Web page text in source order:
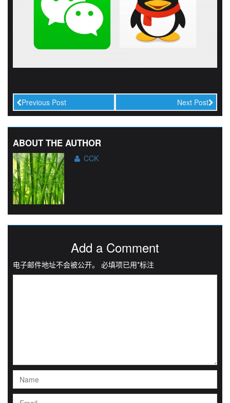
Previous Post Next Post
ABOUT THE AUTHOR
CCK
Add a Comment
电子邮件地址不会被公开。 必填项已用*标注